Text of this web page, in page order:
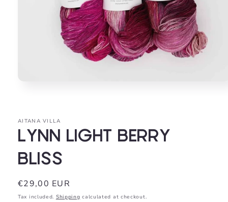
AITANA VILLA
LYNN LIGHT BERRY
BLISS
Regular
price
€29,00 EUR
Tax included. Shipping calculated at checkout.